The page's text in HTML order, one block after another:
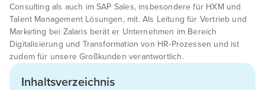
Consulting als auch im SAP Sales, insbesondere für HXM und
Talent Management Lösungen, mit. Als Leitung für Vertrieb und
Marketing bei Zalaris berät er Unternehmen im Bereich
Digitalisierung und Transformation von HR-Prozessen und ist
zudem für unsere Großkunden verantwortlich.
Inhaltsverzeichnis